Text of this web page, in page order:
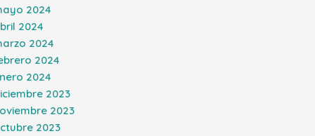
2024
2024
2024
2024
2024
2023
2023
2023